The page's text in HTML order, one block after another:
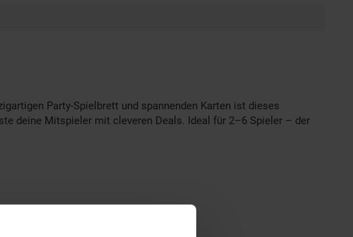
Party-Spielbrett und spannenden Karten ist dieses
deine Mitspieler mit cleveren Deals. Ideal für 2–6 Spieler – der